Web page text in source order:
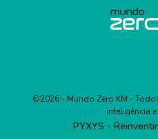
©2026 - Mundo Zero KM -
inteligência
PYXYS -